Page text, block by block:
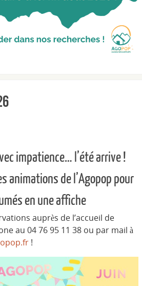
impatience… l’été arrive !
animations de l’Agopop pour
en une affiche
auprès de l’accueil de
au 04 76 95 11 38 ou par mail à
!